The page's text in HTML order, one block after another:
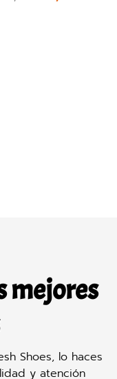
mejores
Shoes, lo haces
y atención